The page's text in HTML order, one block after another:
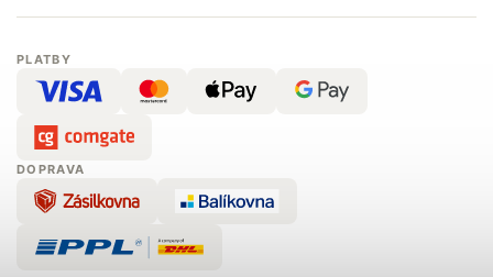
PLATBY
DOPRAVA